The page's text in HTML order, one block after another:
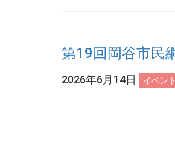
第19回岡谷市民
2026年6月14日 イベント